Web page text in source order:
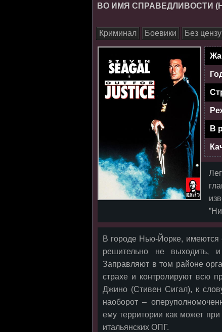
ВО ИМЯ СПРАВЕДЛИВОСТИ
Криминал Боевики Без
В
В городе Нью-Йорке,
решительно не выходить,
Заправляют в том районе
страхе и контролируют всю
Джино (Стивен Сигал), к
наоборот –
ему территории как может
итальянских ОПГ.